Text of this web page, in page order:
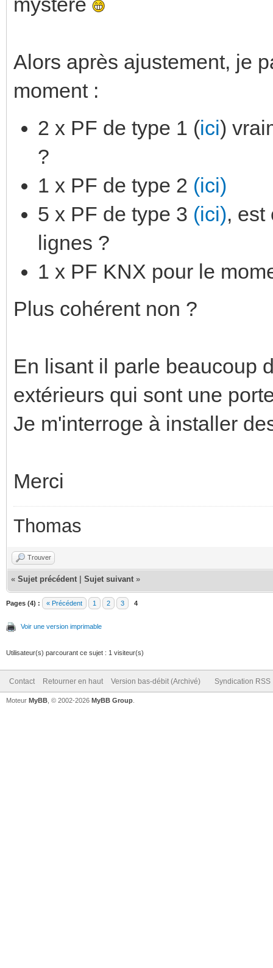
Alors après ajustement, je
moment :
2 x PF de type 1 (ici)
?
1 x PF de type 2 (ici)
5 x PF de type 3 (ici), est
lignes ?
1 x PF KNX pour le
Plus cohérent non ?
En lisant il parle beaucoup
extérieurs qui sont une
Je m'interroge à installer
Merci
Thomas
Trouver
« Sujet précédent Sujet suivant »
Pages (4) : « Précédent 1 2 3 4
Voir une version imprimable
Utilisateur(s) parcourant ce sujet : 1 visiteur(s)
Contact Retourner en haut Version bas-débit (Archivé) Syndication RSS
Moteur MyBB , © 2002-2026 MyBB Group